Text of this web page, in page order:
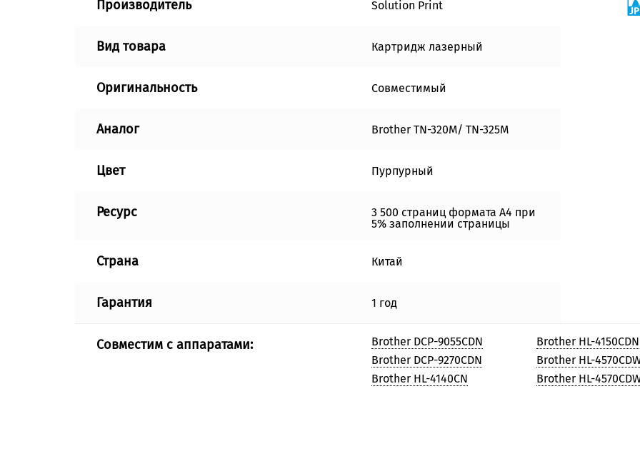
Производитель Solution Print
Вид товара Картридж лазерный
Оригинальность Совместимый
Аналог Brother TN-320M/ TN-325M
Цвет Пурпурный
Ресурс
3 500 страниц формата А4 при
5% заполнении страницы
Страна Китай
Гарантия 1 год
Совместим с аппаратами:
Brother DCP-9055CDN
Brother DCP-9270CDN
Brother HL-4140CN
Brother HL-4150CDN
Brother HL-
Brother HL-